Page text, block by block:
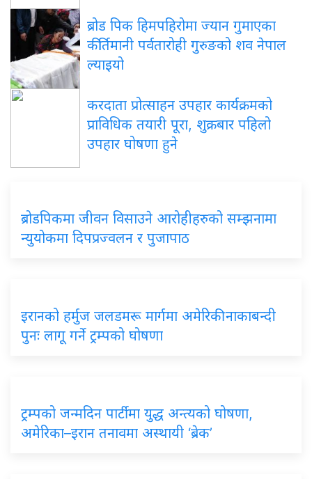
ब्रोड पिक हिमपहिरोमा ज्यान गुमाएका
कीर्तिमानी पर्वतारोही गुरुङको शव नेपाल
ल्याइयो
करदाता प्रोत्साहन उपहार कार्यक्रमको
प्राविधिक तयारी पूरा, शुक्रबार पहिलो
उपहार घोषणा हुने
ब्रोडपिकमा जीवन विसाउने आरोहीहरुको सम्झनामा
न्युयोकमा दिपप्रज्वलन र पुजापाठ
इरानको हर्मुज जलडमरू मार्गमा अमेरिकी नाकाबन्दी
पुनः लागू गर्ने ट्रम्पको घोषणा
ट्रम्पको जन्मदिन पार्टीमा युद्ध अन्त्यको घोषणा,
अमेरिका–इरान तनावमा अस्थायी ‘ब्रेक’